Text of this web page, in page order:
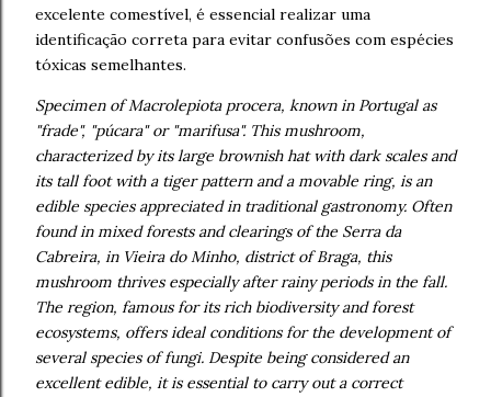
excelente comestível, é essencial realizar uma
identificação correta para evitar confusões com espécies
tóxicas semelhantes.
Specimen of Macrolepiota procera, known in Portugal as
"frade", "púcara" or "marifusa". This mushroom,
characterized by its large brownish hat with dark scales and
its tall foot with a tiger pattern and a movable ring, is an
edible species appreciated in traditional gastronomy. Often
found in mixed forests and clearings of the Serra da
Cabreira, in Vieira do Minho, district of Braga, this
mushroom thrives especially after rainy periods in the fall.
The region, famous for its rich biodiversity and forest
ecosystems, offers ideal conditions for the development of
several species of fungi. Despite being considered an
excellent edible, it is essential to carry out a correct